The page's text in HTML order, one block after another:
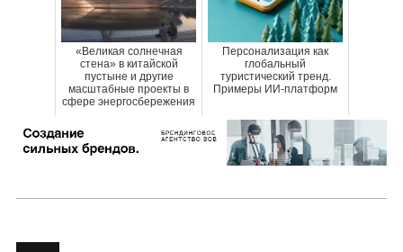
«Великая солнечная
стена» в китайской
пустыне и другие
масштабные проекты в
сфере энергосбережения
Персонализация как
глобальный
туристический тренд.
Примеры ИИ-платформ